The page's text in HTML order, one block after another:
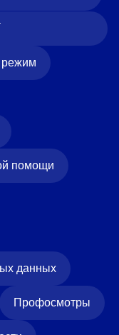
режим
помощи
данных
Профосмотры